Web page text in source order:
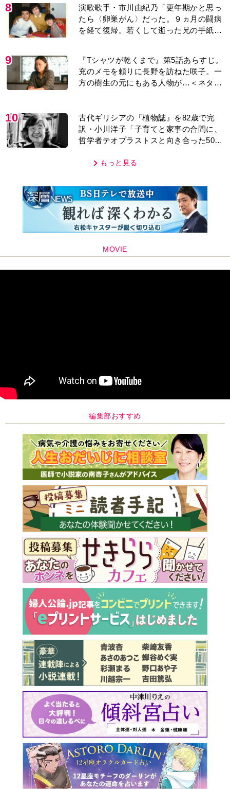
8
演歌歌手・市川由紀乃「更年期かと思っ
たら〈卵巣がん〉だった。９ヵ月の闘病
を経て復帰。若くして逝った兄の手紙を
9
『Tシャツが乾くまで』第5話あらすじ。
充のメモを頼りに長野を訪ねた咲子。一
方の樹生の元にもある人物が…＜ネタバ
10
古代ギリシアの『植物誌』を82歳で完
訳・小川洋子「子育てと家事の合間に、
哲学者テオプラストスと向き合った50
もっと見る
MOVIE
編集部おすすめ